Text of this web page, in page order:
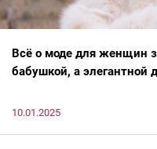
Всё о моде для женщин
бабушкой, а элегантной
10.01.2025